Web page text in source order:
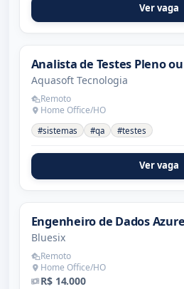
Ver vaga
Analista de Testes Pleno
Aquasoft Tecnologia
Remoto
Home Office/HO
#sistemas #qa #testes
Ver vaga
Engenheiro de Dados
Bluesix
Remoto
Home Office/HO
R$ 14.000